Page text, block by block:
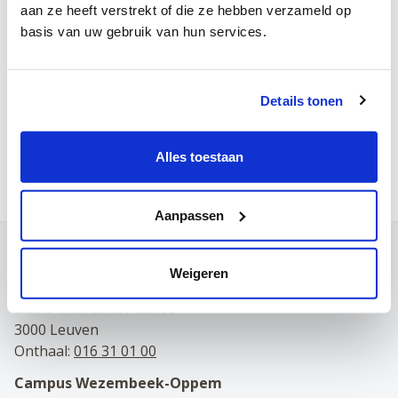
aan ze heeft verstrekt of die ze hebben verzameld op
basis van uw gebruik van hun services.
Details tonen
Alles toestaan
Aanpassen
Weigeren
Mercredi
Jeudi
Vendredi
Prenez rendez-vous en ligne
Maria Theresiastraat 63 A
3000 Leuven
Onthaal: 016 31 01 00
Campus Wezembeek-Oppem